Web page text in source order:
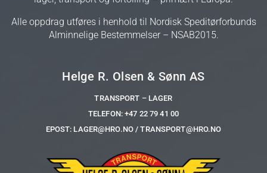
Alle oppdrag utføres i henhold til Nordisk Speditørforbunds
Alminnelige Bestemmelser – NSAB2015.
Helge R. Olsen & Sønn AS
TRANSPORT – LAGER
TELEFON:+47 22 79 41 00
EPOST: LAGER@HRO.NO / TRANSPORT@HRO.NO